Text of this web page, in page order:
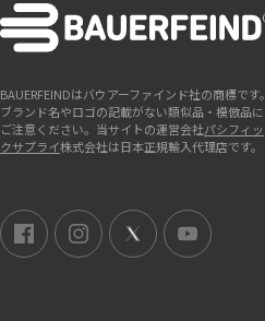
BAUERFEINDはバウアーファインド社の商標です。
ブランド名やロゴの記載がない類似品・模倣品に
ご注意ください。当サイトの運営会社パシフィッ
クサプライ株式会社は日本正規輸入代理店です。